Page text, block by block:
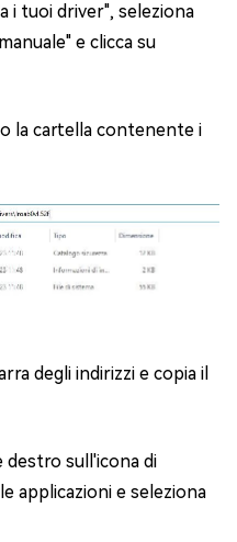
i tuoi driver", seleziona
e clicca su
la cartella contenente i
degli indirizzi e copia il
destro sull'icona di
applicazioni e seleziona